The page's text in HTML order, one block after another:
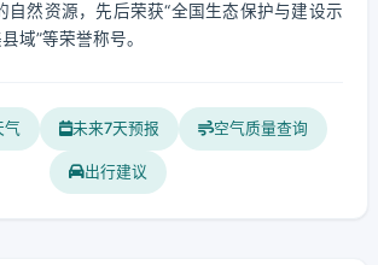
自然资源，先后荣获“全国生态保护与建设示
域”等荣誉称号。
气 未来7天预报 空气质量查询
出行建议